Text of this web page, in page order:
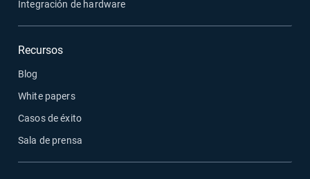
Integración de hardware
Recursos
Blog
White papers
Casos de éxito
Sala de prensa